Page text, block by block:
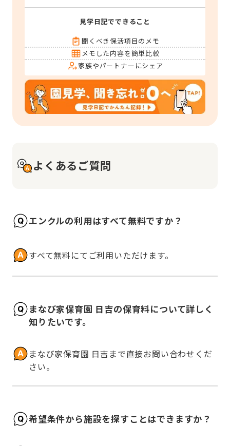
見学日記でできること
聞くべき保活項目のメモ
メモした内容を簡単比較
家族やパートナーにシェア
よくあるご質問
エンクルの利用はすべて無料ですか？
すべて無料にてご利用いただけます。
まなび家保育園 日吉の保育料について詳しく
知りたいです。
まなび家保育園 日吉まで直接お問い合わせくだ
さい。
希望条件から施設を探すことはできますか？